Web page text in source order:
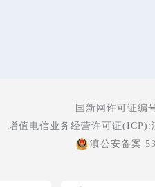
国新网许可证编
增值电信业务经营许可证(ICP):
滇公安备案